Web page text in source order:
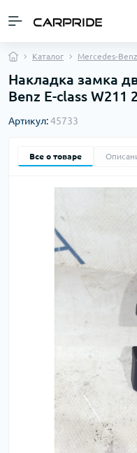
Каталог Mercedes-Benz
Накладка замка
Benz E-class W211
Артикул:45733
Все о товаре